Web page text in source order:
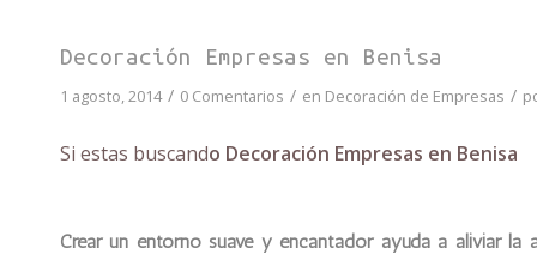
Decoración Empresas en Benisa
1 agosto, 2014 / 0 Comentarios / en Decoración de Empresas /
Si estas buscando Decoración Empresas en Benisa
Crear un entorno suave y encantador ayuda a aliviar la